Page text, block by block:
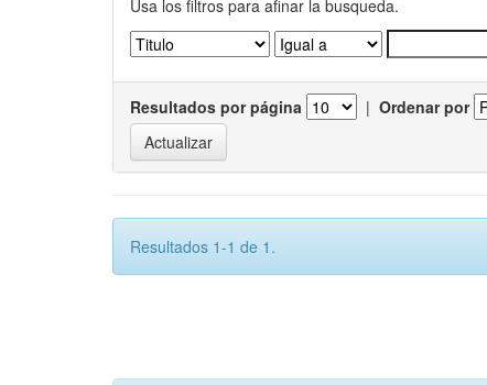
Usa los filtros para afinar la busqueda.
Resultados por página | Ordenar por
Resultados 1-1 de 1.